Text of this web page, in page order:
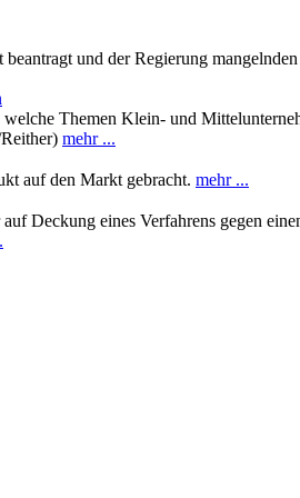
und der Regierung
Themen Klein- und
mehr ...
auf den Markt gebracht. mehr ...
Deckung eines Verfahrens gegen